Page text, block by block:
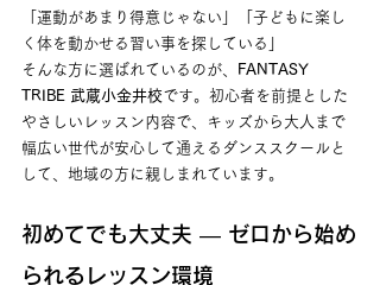
「運動があまり得意じゃない」「子どもに楽し
く体を動かせる習い事を探している」
そんな方に選ばれているのが、
FANTASY
TRIBE 武蔵小金井校です。初心者を前提とした
やさしいレッスン内容で、キッズから大人まで
幅広い世代が安心して通えるダンススクールと
して、地域の方に親しまれています。
初めてでも大丈夫 ― ゼロから始め
られるレッスン環境